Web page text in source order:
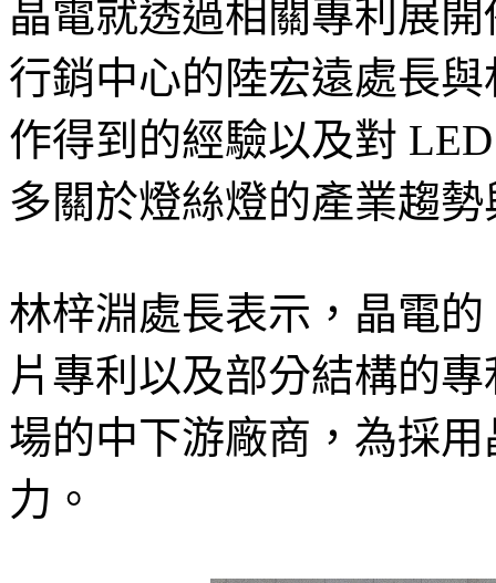
晶電就透過相關專利展
行銷中心的陸宏遠處長
作得到的經驗以及對
多關於燈絲燈的產業趨
林梓淵處長表示，晶電
片專利以及部分結構的
場的中下游廠商，為採
力。